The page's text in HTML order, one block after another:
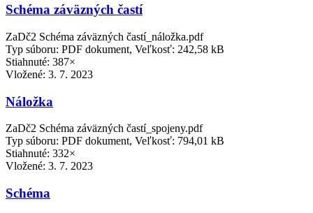
Schéma záväzných častí
ZaDč2 Schéma záväzných častí_náložka.pdf
Typ súboru: PDF dokument, Veľkosť: 242,58 kB
Stiahnuté: 387×
Vložené: 3. 7. 2023
Náložka
ZaDč2 Schéma záväzných častí_spojeny.pdf
Typ súboru: PDF dokument, Veľkosť: 794,01 kB
Stiahnuté: 332×
Vložené: 3. 7. 2023
Schéma